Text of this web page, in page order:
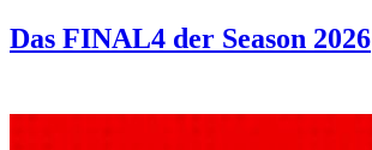
Das FINAL4 der Season 2026